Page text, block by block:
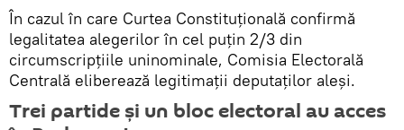
În cazul în care Curtea Constituţională confirmă
legalitatea alegerilor în cel puţin 2/3 din
circumscripţiile uninominale, Comisia Electorală
Centrală eliberează legitimaţii deputaţilor aleşi.
Trei partide și un bloc electoral au acces